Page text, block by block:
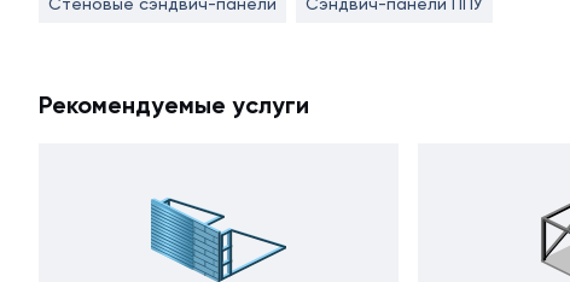
Рекомендуемые услуги